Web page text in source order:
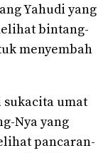
Yahudi yang
bintang-
menyembah
sukacita umat
Nya yang
pancaran-